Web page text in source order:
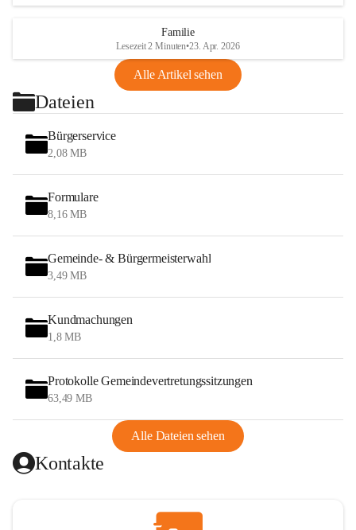
Familie
Lesezeit 2 Minuten•23. Apr. 2026
Alle Artikel sehen
Dateien
Bürgerservice
2,08 MB
Formulare
8,16 MB
Gemeinde- & Bürgermeisterwahl
3,49 MB
Kundmachungen
1,8 MB
Protokolle Gemeindevertretungssitzungen
63,49 MB
Alle Dateien sehen
Kontakte